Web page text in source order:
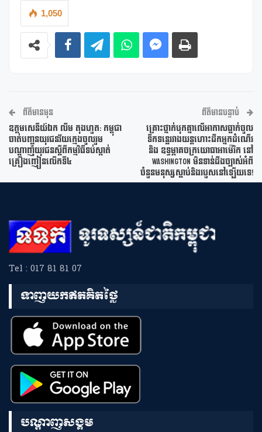
1,050
ព័ត៌មានមុន
ឧត្តមសេនីយ៍ឯក លឹម តុងហួត: កម្ពុជា
ចាត់បញ្ជូនយុវជនវ័យក្មេងចូលរួម
បណ្តាញយុវជនស្តីពីកម្មវិធីទប់ស្កាត់
គ្រឿងញៀនលើកទី៤
ព័ត៌មានបន្ទាប់
គ្រោះថ្នាក់បុកគ្នាលើអាកាសធ្លាក់ចូល
ទឹកទន្លេរវាងយន្តហោះដឹកអ្នកដំណើរ
និង ឧទ្ធម្ភាគចក្រយោធាអាម៉េរិក នៅ
Washington មិនទាន់ដឹងច្បាស់អំពី
ចំនួនមនុស្សស្លាប់និងរបួសនៅឡើយទេ!
Tel : 017 81 81 07
ទាញយកឥតគិតថ្លៃ
បណ្តាញសង្គម